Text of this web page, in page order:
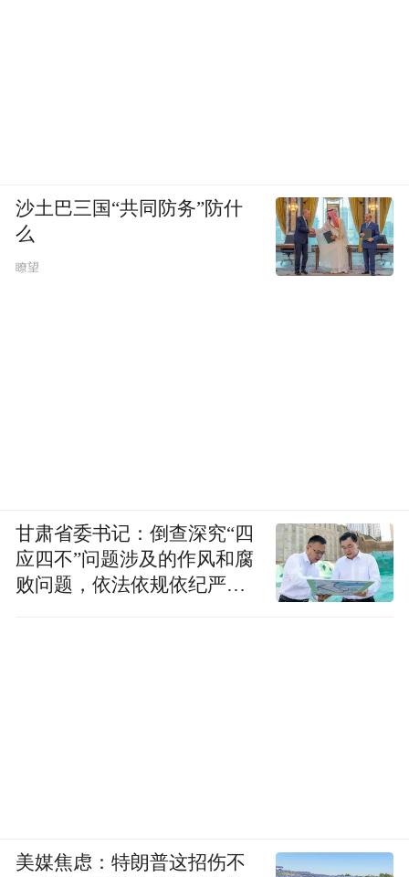
沙土巴三国“共同防务”防什
么
瞭望
甘肃省委书记：倒查深究“四
应四不”问题涉及的作风和腐
败问题，依法依规依纪严肃
美媒焦虑：特朗普这招伤不